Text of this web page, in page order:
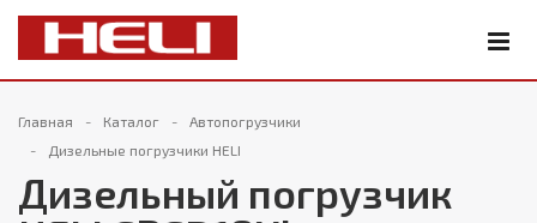
Главная Каталог
Автопогрузчики
Дизельные погрузчики HELI
Дизельный погрузчик